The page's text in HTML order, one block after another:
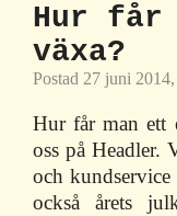
Hur får
växa?
Postad 27 juni
Hur får man ett
oss på Headler.
och
också årets